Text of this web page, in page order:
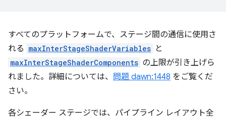
すべてのプラットフォームで、ステージ間の通信に使用さ
れる maxInterStageShaderVariables と
maxInterStageShaderComponents の上限が引き上げら
れました。詳細については、 問題 dawn:1448 をご覧くだ
さい。
各シェーダー ステージでは、パイプライン レイアウト全